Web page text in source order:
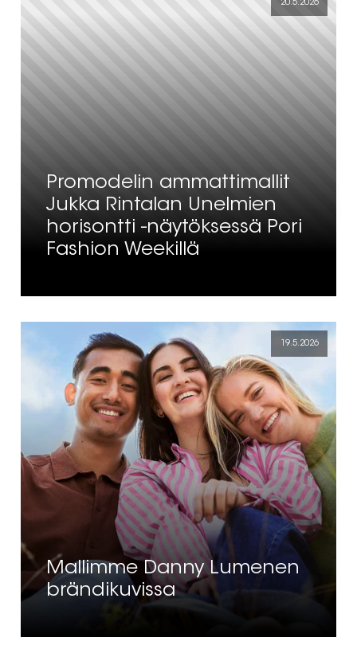
20.5.2026
Promodelin ammattimallit
Jukka Rintalan Unelmien
horisontti -näytöksessä Pori
Fashion Weekillä
19.5.2026
Mallimme Danny Lumenen
brändikuvissa